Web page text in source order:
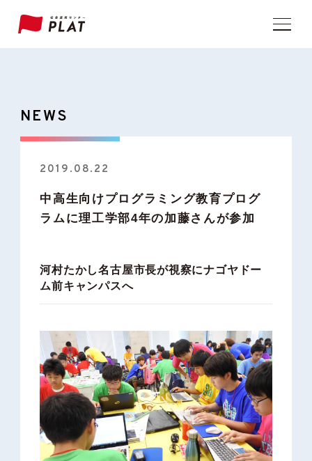
NEWS
2019.08.22
中高生向けプログラミング教育プログ
ラムに理工学部4年の加藤さんが参加
河村たかし名古屋市長が視察にナゴヤドー
ム前キャンパスへ